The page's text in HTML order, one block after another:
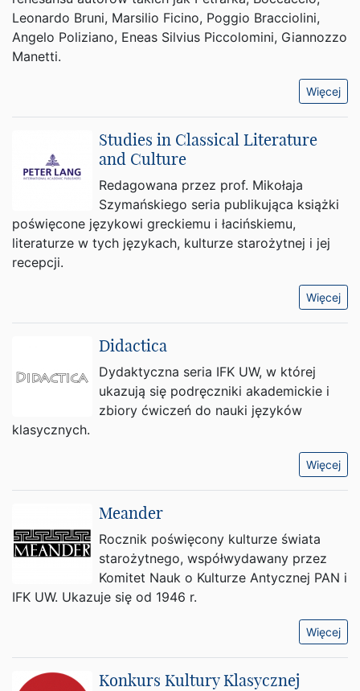
Leonardo Bruni, Marsilio Ficino, Poggio Bracciolini,
Angelo Poliziano, Eneas Silvius Piccolomini, Giannozzo
Manetti.
Więcej
Studies in Classical Literature
and Culture
Redagowana przez prof. Mikołaja
Szymańskiego seria publikująca książki
poświęcone językowi greckiemu i łacińskiemu,
literaturze w tych językach, kulturze starożytnej i jej
recepcji.
Więcej
Didactica
Dydaktyczna seria IFK UW, w której
ukazują się podręczniki akademickie i
zbiory ćwiczeń do nauki języków
klasycznych.
Więcej
Meander
Rocznik poświęcony kulturze świata
starożytnego, współwydawany przez
Komitet Nauk o Kulturze Antycznej PAN i
IFK UW. Ukazuje się od 1946 r.
Więcej
Konkurs Kultury Klasycznej